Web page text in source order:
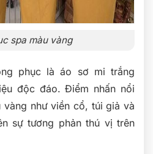
spa màu vàng
phục là áo sơ mi trắng
độc đáo. Điểm nhấn nổi
như viền cổ, túi giả và
sự tương phản thú vị trên